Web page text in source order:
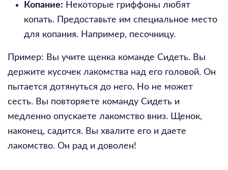
Копание: Некоторые гриффоны любят
копать. Предоставьте им специальное место
для копания. Например, песочницу.
Пример: Вы учите щенка команде Сидеть. Вы
держите кусочек лакомства над его головой. Он
пытается дотянуться до него. Но не может
сесть. Вы повторяете команду Сидеть и
медленно опускаете лакомство вниз. Щенок,
наконец, садится. Вы хвалите его и даете
лакомство. Он рад и доволен!